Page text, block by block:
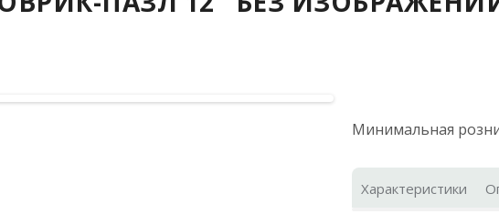
Минимальная
Характеристики